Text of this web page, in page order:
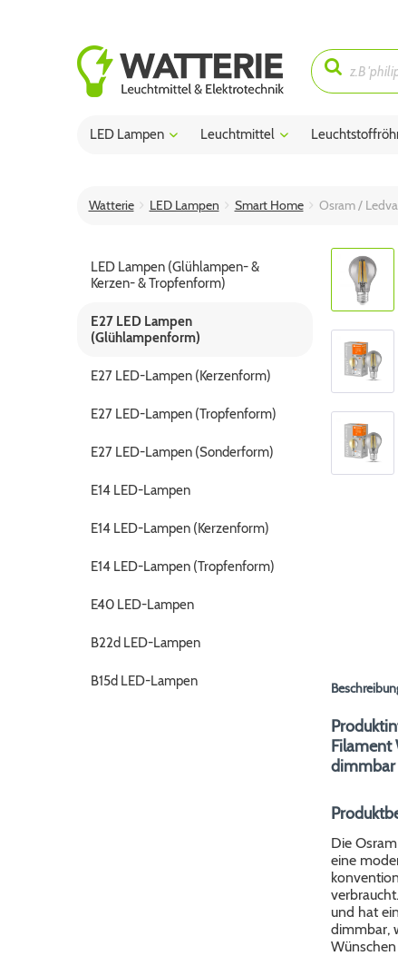
LED Lampen Leuchtmittel
Watterie LED Lampen Smart Home Osram /
LED Lampen (Glühlampen- &
Kerzen- & Tropfenform)
E27 LED Lampen
(Glühlampenform)
E27 LED-Lampen (Kerzenform)
E27 LED-Lampen (Tropfenform)
E27 LED-Lampen (Sonderform)
E14 LED-Lampen
E14 LED-Lampen (Kerzenform)
E14 LED-Lampen (Tropfenform)
E40 LED-Lampen
B22d LED-Lampen
B15d LED-Lampen
Filament
dimmbar
Die
eine
und hat
dimmbar,